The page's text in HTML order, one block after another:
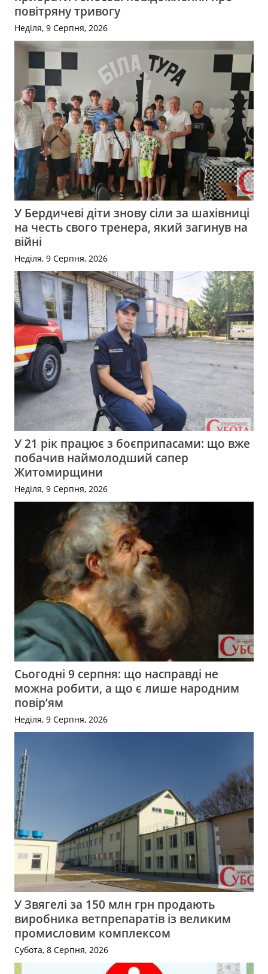
повітряну тривогу
Неділя, 9 Серпня, 2026
У Бердичеві діти знову сіли за шахівниці
на честь свого тренера, який загинув на
війні
Неділя, 9 Серпня, 2026
У 21 рік працює з боєприпасами: що вже
побачив наймолодший сапер
Житомирщини
Неділя, 9 Серпня, 2026
Сьогодні 9 серпня: що насправді не
можна робити, а що є лише народним
повір’ям
Неділя, 9 Серпня, 2026
У Звягелі за 150 млн грн продають
виробника ветпрепаратів із великим
промисловим комплексом
Субота, 8 Серпня, 2026